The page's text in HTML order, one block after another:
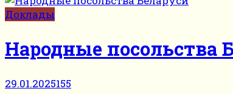
Доклады
Народные посольства
29.01.2025155